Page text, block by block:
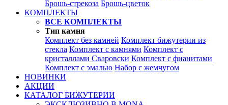
Брошь-стрекоза Брошь-цветок
КОМПЛЕКТЫ
ВСЕ КОМПЛЕКТЫ
Тип камня
Комплект без камней Комплект бижутерии из
стекла Комплект с камнями Комплект с
кристаллами Сваровски Комплект с фианитами
Комплект с эмалью Набор с жемчугом
НОВИНКИ
АКЦИИ
КАТАЛОГ БИЖУТЕРИИ